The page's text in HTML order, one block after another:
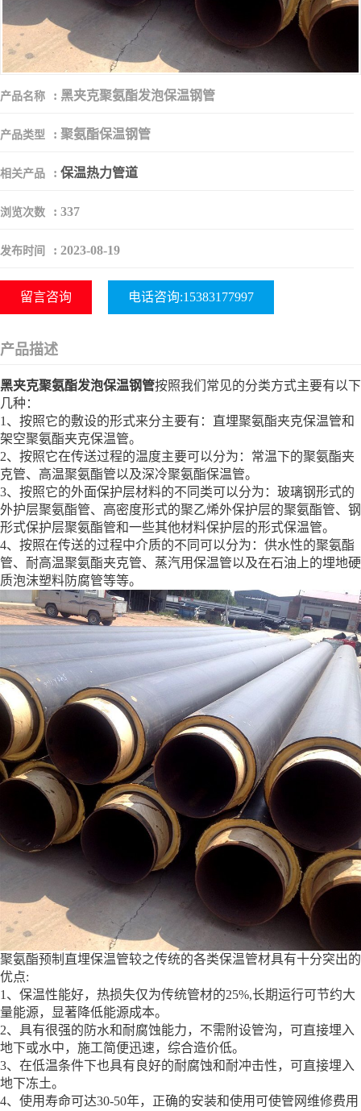
产品名称 : 黑夹克聚氨酯发泡保温钢管
产品类型 : 聚氨酯保温钢管
相关产品 : 保温热力管道
浏览次数 : 337
发布时间 : 2023-08-19
留言咨询 电话咨询:15383177997
产品描述
黑夹克聚氨酯发泡保温钢管按照我们常见的分类方式主要有以下
几种：
1、按照它的敷设的形式来分主要有：直埋聚氨酯夹克保温管和
架空聚氨酯夹克保温管。
2、按照它在传送过程的温度主要可以分为：常温下的聚氨酯夹
克管、高温聚氨酯管以及深冷聚氨酯保温管。
3、按照它的外面保护层材料的不同类可以分为：玻璃钢形式的
外护层聚氨酯管、高密度形式的聚乙烯外保护层的聚氨酯管、钢
形式保护层聚氨酯管和一些其他材料保护层的形式保温管。
4、按照在传送的过程中介质的不同可以分为：供水性的聚氨酯
管、耐高温聚氨酯夹克管、蒸汽用保温管以及在石油上的埋地硬
质泡沫塑料防腐管等等。
聚氨酯预制直埋保温管较之传统的各类保温管材具有十分突出的
优点:
1、保温性能好，热损失仅为传统管材的25%,长期运行可节约大
量能源，显著降低能源成本。
2、具有很强的防水和耐腐蚀能力，不需附设管沟，可直接埋入
地下或水中，施工简便迅速，综合造价低。
3、在低温条件下也具有良好的耐腐蚀和耐冲击性，可直接埋入
地下冻土。
4、使用寿命可达30-50年，正确的安装和使用可使管网维修费用